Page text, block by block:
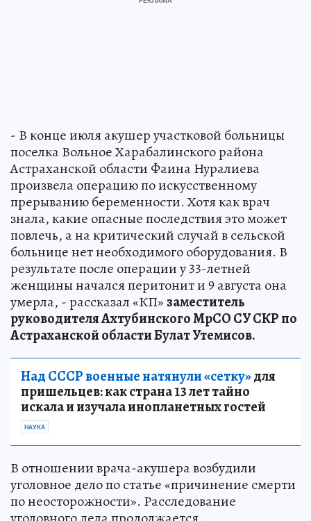
- В конце июля акушер участковой больницы
поселка Вольное Харабалинского района
Астраханской области Фаина Нуралиева
произвела операцию по искусственному
прерыванию беременности. Хотя как врач
знала, какие опасные последствия это может
повлечь, а на критический случай в сельской
больнице нет необходимого оборудования. В
результате после операции у 33-летней
женщины начался перитонит и 9 августа она
умерла, - рассказал «КП» заместитель
руководителя Ахтубинского МрСО СУ СКР по
Астраханской области Булат Утемисов.
Над СССР военные натянули «сетку»для
пришельцев: как страна 13 лет тайно
искала и изучала инопланетных гостей
НАУКА
В отношении врача-акушера возбудили
уголовное дело по статье «причинение смерти
по неосторожности». Расследование